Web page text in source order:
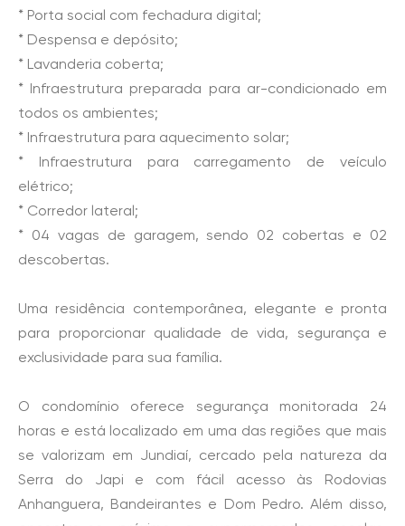
* Porta social com fechadura digital;
* Despensa e depósito;
* Lavanderia coberta;
* Infraestrutura preparada para ar-condicionado em
todos os ambientes;
* Infraestrutura para aquecimento solar;
* Infraestrutura para carregamento de veículo
elétrico;
* Corredor lateral;
* 04 vagas de garagem, sendo 02 cobertas e 02
descobertas.
Uma residência contemporânea, elegante e pronta
para proporcionar qualidade de vida, segurança e
exclusividade para sua família.
O condomínio oferece segurança monitorada 24
horas e está localizado em uma das regiões que mais
se valorizam em Jundiaí, cercado pela natureza da
Serra do Japi e com fácil acesso às Rodovias
Anhanguera, Bandeirantes e Dom Pedro. Além disso,